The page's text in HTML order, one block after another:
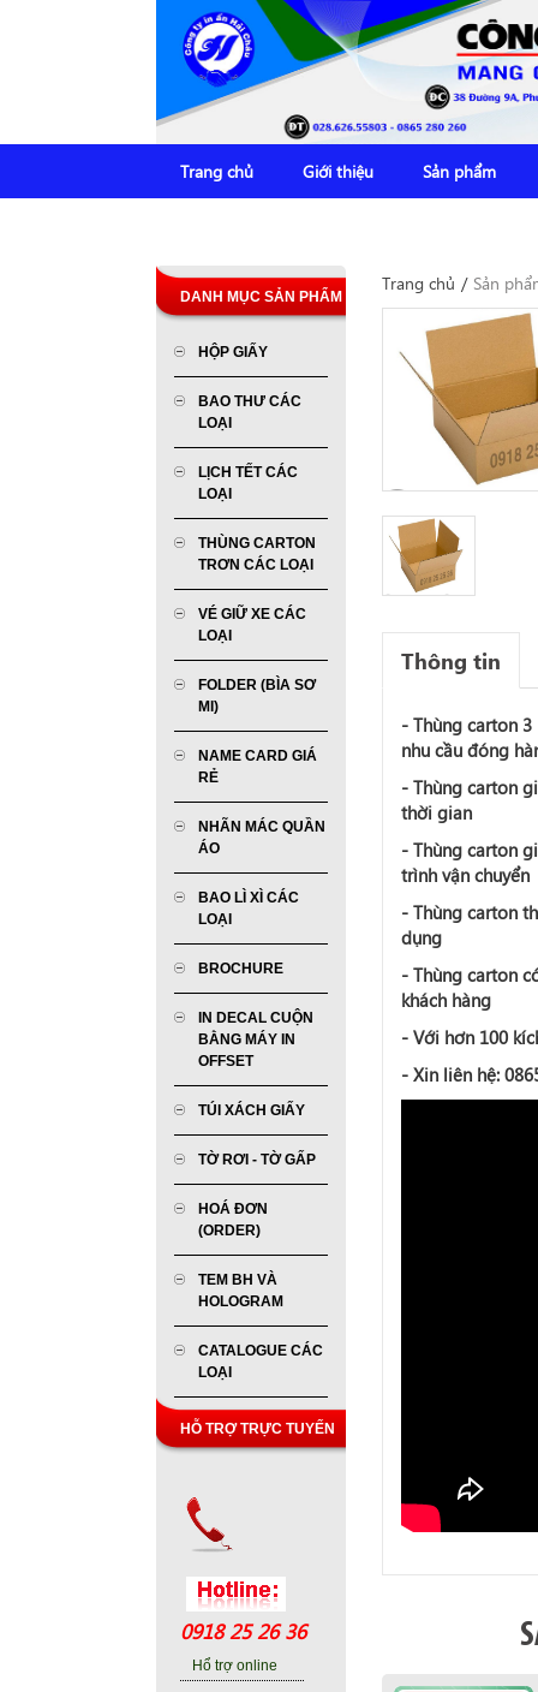
Trang chủ Giới thiệu Sản phẩm
DANH MỤC SẢN PHẨM
HỘP GIẤY
BAO THƯ CÁC
LOẠI
LỊCH TẾT CÁC
LOẠI
THÙNG CARTON
TRƠN CÁC LOẠI
VÉ GIỮ XE CÁC
LOẠI
FOLDER (BÌA SƠ
MI)
NAME CARD GIÁ
RẺ
NHÃN MÁC QUẦN
ÁO
BAO LÌ XÌ CÁC
LOẠI
BROCHURE
IN DECAL CUỘN
BẰNG MÁY IN
OFFSET
TÚI XÁCH GIẤY
TỜ RƠI - TỜ GẤP
HOÁ ĐƠN
(ORDER)
TEM BH VÀ
HOLOGRAM
CATALOGUE CÁC
LOẠI
HỖ TRỢ TRỰC TUYẾN
0918 25 26 36
Hổ trợ online
Trang chủ / Sản
Thông tin
- Thùng carton
nhu cầu đóng
- Thùng carton
thời gian
- Thùng carton
trình vận chuyển
- Thùng carton
dụng
- Thùng carton
khách hàng
- Với hơn 100
- Xin liên hệ: